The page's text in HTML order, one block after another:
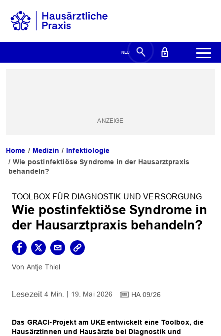
Home Medizin
Infektiologie
Wie postinfektiöse Syndrome in der Hausarztpraxis
behandeln?
TOOLBOX FÜR DIAGNOSTIK UND VERSORGUNG
Wie postinfektiöse Syndrome in
der Hausarztpraxis behandeln?
Antje Thiel
4 Min. 19. Mai 2026 HA 09/26
Das GRACI-Projekt am UKE entwickelt eine Toolbox, die
Hausärztinnen und Hausärzte bei Diagnostik und